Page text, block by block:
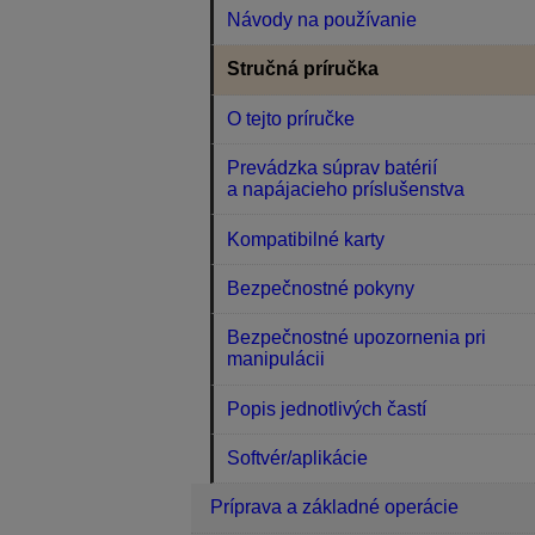
Návody na používanie
Stručná príručka
O tejto príručke
Prevádzka súprav batérií
a napájacieho príslušenstva
Kompatibilné karty
Bezpečnostné pokyny
Bezpečnostné upozornenia pri
manipulácii
Popis jednotlivých častí
Softvér/aplikácie
Príprava a základné operácie